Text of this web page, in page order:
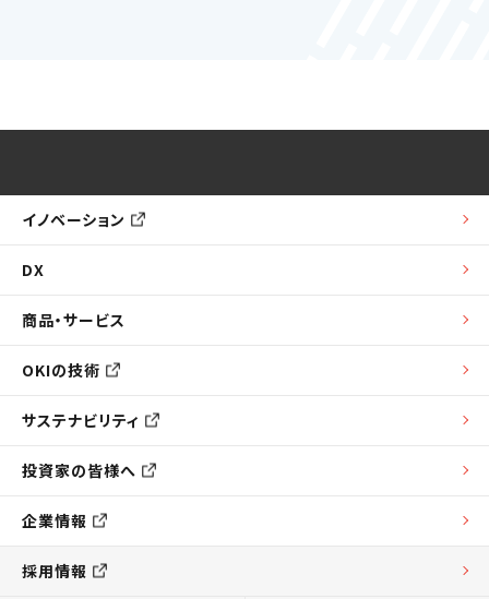
イノベーション
DX
商品・サービス
OKIの技術
サステナビリティ
投資家の皆様へ
企業情報
採用情報